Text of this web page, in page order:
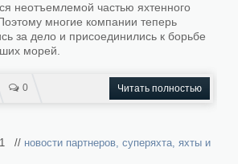
неотъемлемой частью яхтенного
многие компании теперь
за дело и присоединились к борьбе
морей.
0 Читать полностью
// новости партнеров, суперяхта, яхты и